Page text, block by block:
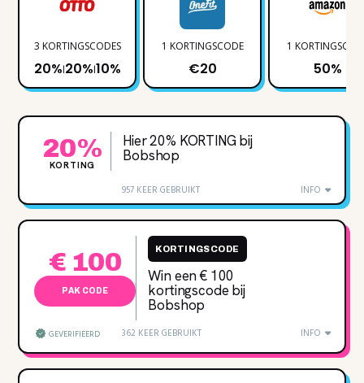
3 KORTINGSCODES
20%|20%|10%
1 KORTINGSCODE
€20
1
50%
20%
KORTING
Hier 20% KORTING bij
Bobshop
957 KEER GEBRUIKT INFO
€ 100
PAK CODE
KORTINGSCODE
Win een € 100
kortingscode bij
Bobshop
GEVERIFIEERD 362 KEER GEBRUIKT INFO